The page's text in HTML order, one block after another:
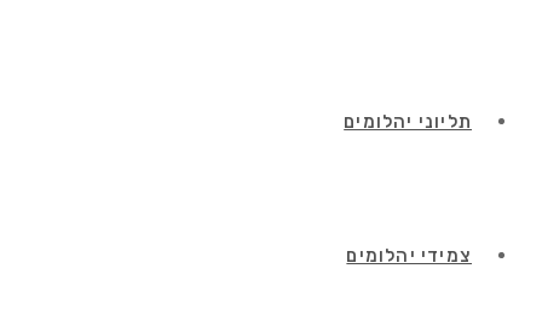
תליוני יהלומים
צמידי יהלומים